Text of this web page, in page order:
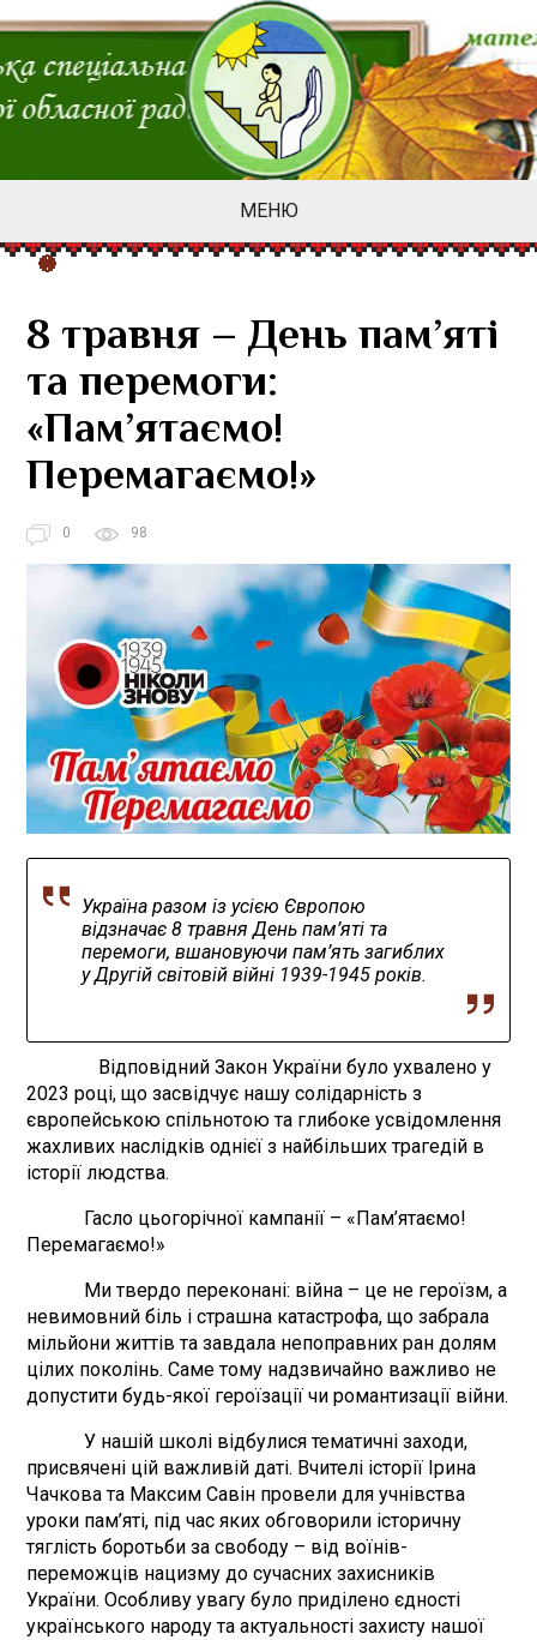
МЕНЮ
8 травня – День пам’яті
та перемоги:
«Пам’ятаємо!
Перемагаємо!»
0 98
Україна разом із усією Європою
відзначає 8 травня День пам’яті та
перемоги, вшановуючи пам’ять загиблих
у Другій світовій війні 1939-1945 років.
Відповідний Закон України було ухвалено у
2023 році, що засвідчує нашу солідарність з
європейською спільнотою та глибоке усвідомлення
жахливих наслідків однієї з найбільших трагедій в
історії людства.
Гасло цьогорічної кампанії – «Пам’ятаємо!
Перемагаємо!»
Ми твердо переконані: війна – це не героїзм, а
невимовний біль і страшна катастрофа, що забрала
мільйони життів та завдала непоправних ран долям
цілих поколінь. Саме тому надзвичайно важливо не
допустити будь-якої героїзації чи романтизації війни.
У нашій школі відбулися тематичні заходи,
присвячені цій важливій даті. Вчителі історії Ірина
Чачкова та Максим Савін провели для учнівства
уроки пам’яті, під час яких обговорили історичну
тяглість боротьби за свободу – від воїнів-
переможців нацизму до сучасних захисників
України. Особливу увагу було приділено єдності
українського народу та актуальності захисту нашої